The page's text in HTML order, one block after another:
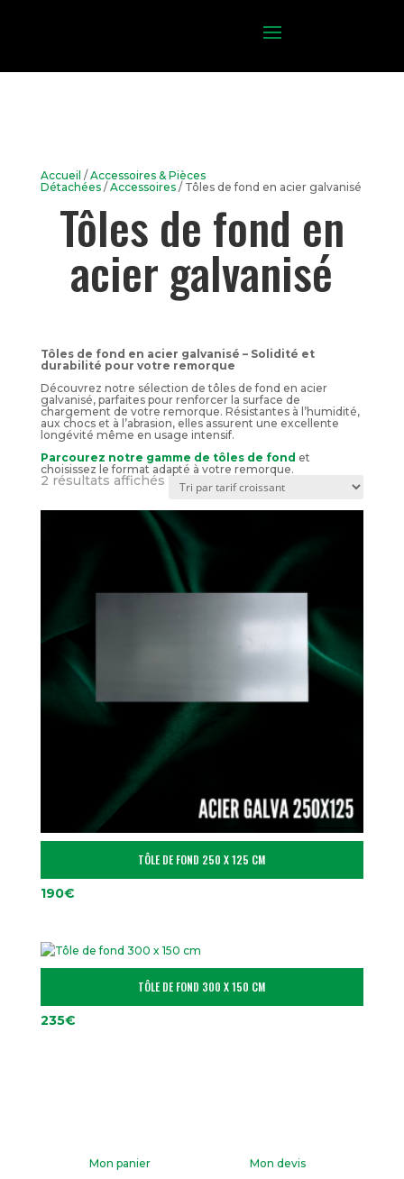
Accueil / Accessoires & Pièces
Détachées/ Accessoires/ Tôles de fond en acier galvanisé
Tôles de fond en
acier galvanisé
Tôles de fond en acier galvanisé – Solidité et
durabilité pour votre remorque
Découvrez notre sélection de tôles de fond en acier
galvanisé, parfaites pour renforcer la surface de
chargement de votre remorque. Résistantes à l’humidité,
aux chocs et à l’abrasion, elles assurent une excellente
longévité même en usage intensif.
Parcourez notre gamme de tôles de fond et
choisissez le format adapté à votre remorque.
2 résultats affichésTrié
par
croissant
TÔLE DE FOND 250 X 125 CM
190€
TÔLE DE FOND 300 X 150 CM
235€
Mon panier Mon devis